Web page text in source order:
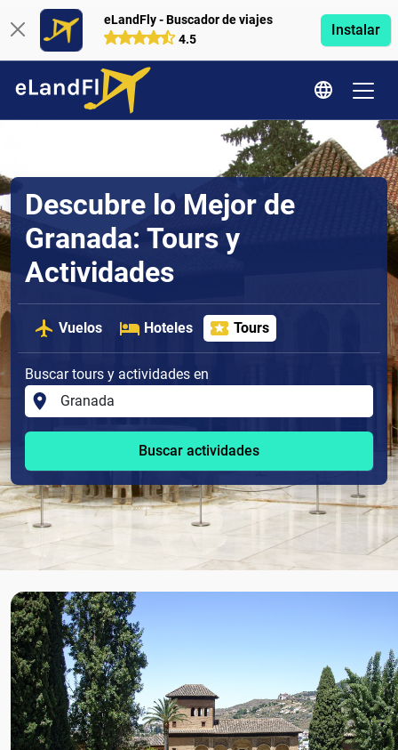
eLandFly - Buscador de viajes
4.5
Instalar
Descubre lo Mejor de
Granada: Tours y
Actividades
Vuelos Hoteles Tours
Buscar tours y actividades en
Buscar actividades